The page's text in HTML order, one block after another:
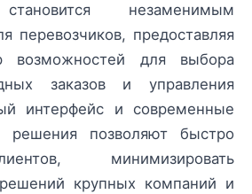
незаменимым
перевозчиков, предоставляя
возможностей для выбора
заказов и управления
интерфейс и современные
решения позволяют быстро
минимизировать
крупных компаний и